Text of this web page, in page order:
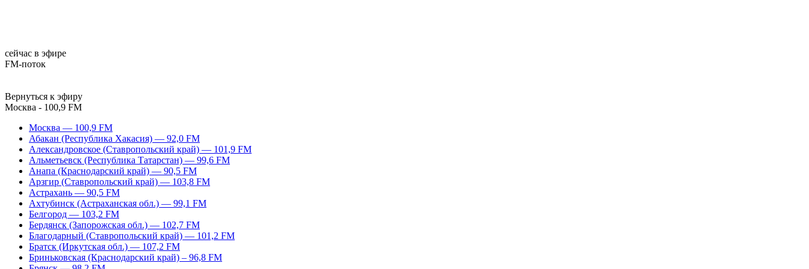
сейчас в эфире
FM-поток
Вернуться к эфиру
Москва - 100,9 FM
Москва — 100,9 FM
Абакан (Республика Хакасия) — 92,0 FM
Александровское (Ставропольский край) — 101,9 FM
Альметьевск (Республика Татарстан) — 99,6 FM
Анапа (Краснодарский край) — 90,5 FM
Арзгир (Ставропольский край) — 103,8 FM
Астрахань — 90,5 FM
Ахтубинск (Астраханская обл.) — 99,1 FM
Белгород — 103,2 FM
Бердянск (Запорожская обл.) — 102,7 FM
Благодарный (Ставропольский край) — 101,2 FM
Братск (Иркутская обл.) — 107,2 FM
Бриньковская (Краснодарский край) – 96,8 FM